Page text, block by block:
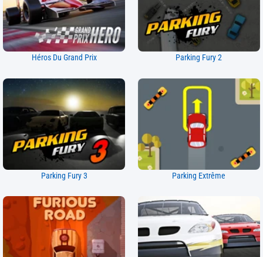
Héros Du Grand Prix Parking Fury 2
Parking Fury 3 Parking Extrême